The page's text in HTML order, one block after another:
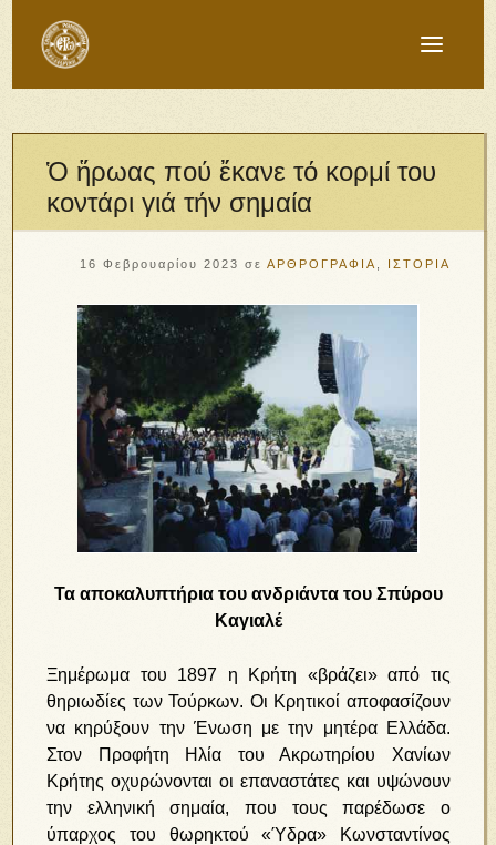
Ὁ ἥρωας πού ἔκανε τό κορμί του
κοντάρι γιά τήν σημαία
16 Φεβρουαρίου 2023 σε ΑΡΘΡΟΓΡΑΦΙΑ ΙΣΤΟΡΙΑ
Τα αποκαλυπτήρια του ανδριάντα του Σπύρου
Καγιαλέ
Ξημέρωμα του 1897 η Κρήτη «βράζει» από τις
θηριωδίες των Τούρκων. Οι Κρητικοί αποφασίζουν
να κηρύξουν την Ένωση με την μητέρα Ελλάδα.
Στον Προφήτη Ηλία του Ακρωτηρίου Χανίων
Κρήτης οχυρώνονται οι επαναστάτες και υψώνουν
την ελληνική σημαία, που τους παρέδωσε ο
ύπαρχος του θωρηκτού «Ύδρα» Κωνσταντίνος